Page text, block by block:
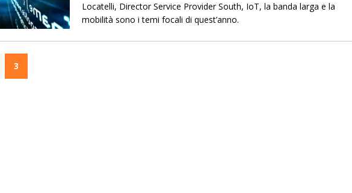
Locatelli, Director Service Provider South, IoT, la banda larga e la
mobilità sono i temi focali di quest’anno.
3